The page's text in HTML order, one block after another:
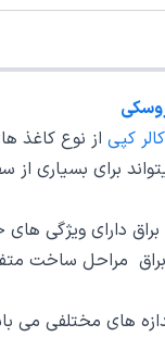
کپی از نوع کاغذ
برای بسیاری از
براق دارای ویژگی
مراحل ساخت
های مختلفی می